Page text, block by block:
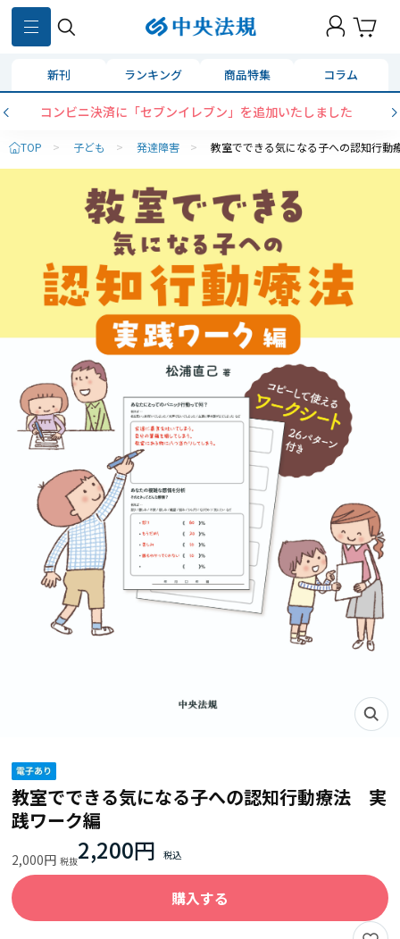
新刊 ランキング 商品特集 コラム
コンビニ決済に「セブンイレブン」を追加いたしました
TOP > 子ども > 発達障害 > 教室でできる気になる子への認知行
教室でできる気になる子への認知行動療法 実
践ワーク編
2,000円 2,200円
購入する